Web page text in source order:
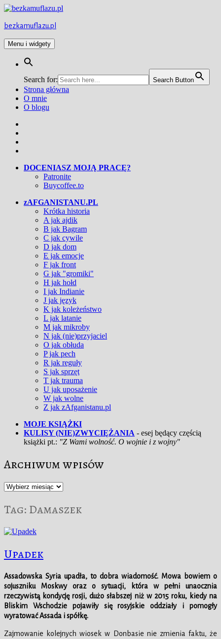
Przejdź
treści
bezkamuflazu.pl
Menu i widgety
Search for: Search Button
Strona główna
O mnie
O blogu
DOCENIASZ MOJĄ PRACĘ?
Patronite
Buycoffee.to
zAFGANISTANU.PL
Krótka historia
A jak ajdik
B jak Bagram
C jak cywile
D jak dom
E jak emocje
F jak front
G jak "gromiki"
H jak hołd
I jak Indianie
J jak język
K jak koleżeństwo
L jak latanie
M jak mikroby
N jak (nie)przyjaciel
O jak obłuda
P jak pech
R jak reguły
S jak sprzęt
T jak trauma
U jak uposażenie
W jak wolne
Z jak zAfganistanu.pl
MOJE KSIĄŻKI
KULISY (NIE)ZWYCIĘŻANIA - esej będący częścią
książki pt.: "Z Wami wolność. O wojnie i z wojny"
Archiwum wpisów
Archiwum
Tag: Damaszek
Upadek
Assadowska Syria upadła, to dobra wiadomość. Mowa bowiem o
sojuszniku Moskwy oraz o sytuacji, która w pełni unaocznia
rzeczywistą kondycję rosji, dużo słabszej niż w 2015 roku, kiedy na
Bliskim Wschodzie pojawiły się rosyjskie oddziały i pomogły
wyratować Assada i spółkę.
Zajmowanie kolejnych wiosek w Donbasie nie zmienia faktu, że